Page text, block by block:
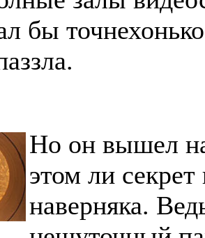
бы
Но он вышел
этом ли секрет
наверняка.